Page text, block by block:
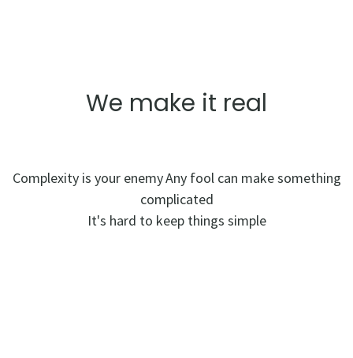
We make it real
Complexity is your enemyAny fool can make something
complicated
It's hard to keep things simple